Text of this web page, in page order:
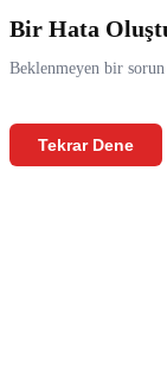
Bir Hata
Beklenmeyen bir
Tekrar Dene